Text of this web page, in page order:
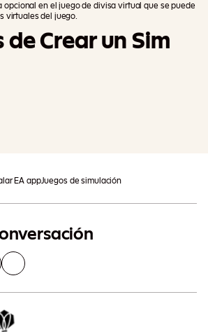
opcional en el juego de divisa virtual que se puede
virtuales del juego.
de Crear un Sim
EA appJuegos de simulación